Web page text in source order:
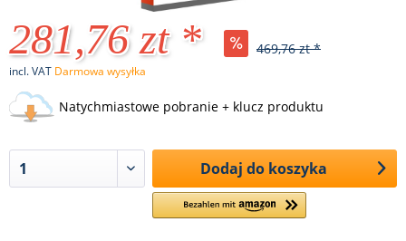
281,76 zt * 469,76 zt *
incl. VAT Darmowa wysyłka
Natychmiastowe pobranie + klucz produktu
Dodaj do koszyka